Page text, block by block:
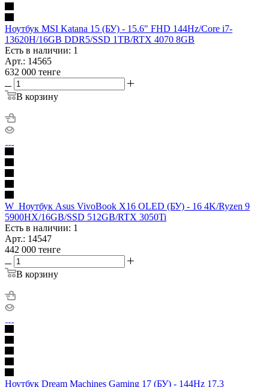
Ноутбук MSI Katana 15 (БУ) - 15.6" FHD 144Hz/Core i7-
13620H/16GB DDR5/SSD 1TB/RTX 4070 8GB
Есть в наличии: 1
Арт.: 14565
632 000 тенге
В корзину
W_Ноутбук Asus VivoBook X16 OLED (БУ) - 16 4K/Ryzen 9
5900HX/16GB/SSD 512GB/RTX 3050Ti
Есть в наличии: 1
Арт.: 14547
442 000 тенге
В корзину
Ноутбук Dream Machines Gaming 17 (БУ) - 144Hz 17.3